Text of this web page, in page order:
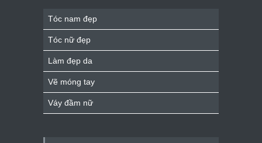
Tóc nam đẹp
Tóc nữ đẹp
Làm đẹp da
Vẽ móng tay
Váy đầm nữ